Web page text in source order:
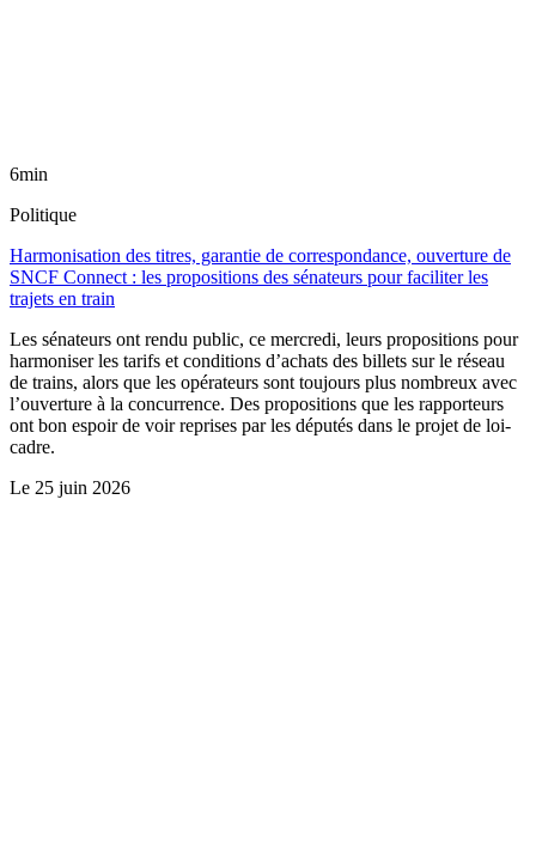
6min
Politique
Harmonisation des titres, garantie de correspondance, ouverture de
SNCF Connect : les propositions des sénateurs pour faciliter les
trajets en train
Les sénateurs ont rendu public, ce mercredi, leurs propositions pour
harmoniser les tarifs et conditions d’achats des billets sur le réseau
de trains, alors que les opérateurs sont toujours plus nombreux avec
l’ouverture à la concurrence. Des propositions que les rapporteurs
ont bon espoir de voir reprises par les députés dans le projet de loi-
cadre.
Le 25 juin 2026